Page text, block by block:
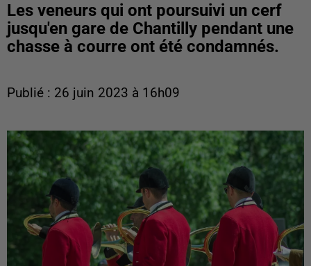
Les veneurs qui ont poursuivi un cerf
jusqu'en gare de Chantilly pendant une
chasse à courre ont été condamnés.
Publié : 26 juin 2023 à 16h09